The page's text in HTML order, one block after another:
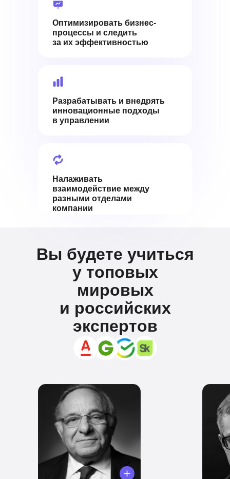
Оптимизировать бизнес-
процессы и следить
за их эффективностью
Разрабатывать и внедрять
инновационные подходы
в управлении
Налаживать
взаимодействие между
разными отделами
компании
Вы будете учиться
у топовых
мировых
и российских
экспертов